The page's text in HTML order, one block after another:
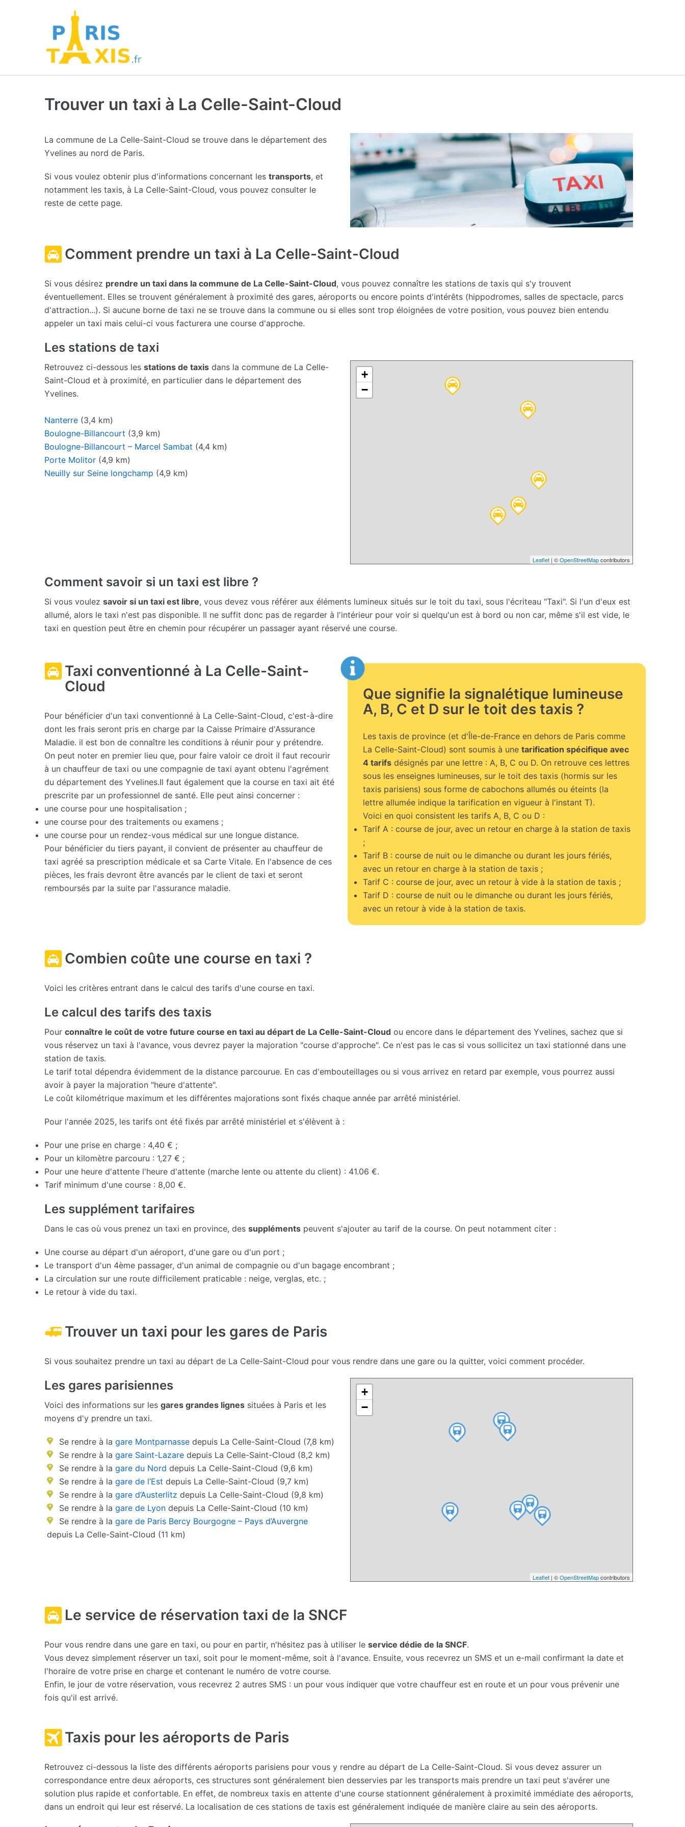
Trouver un taxi à La Celle-Saint-Cloud
La commune de La Celle-Saint-Cloud se trouve dans le département des
Yvelines au nord de Paris.
Si vous voulez obtenir plus d'informations concernant les transports, et
notamment les taxis, à La Celle-Saint-Cloud, vous pouvez consulter le
reste de cette page.
Comment prendre un taxi à La Celle-Saint-Cloud
Si vous désirez prendre un taxi dans la commune de La Celle-Saint-Cloud, vous pouvez connaître les stations de taxis qui s'y trouvent
éventuellement. Elles se trouvent généralement à proximité des gares, aéroports ou encore points d'intérêts (hippodromes, salles de spectacle, parcs
d'attraction...). Si aucune borne de taxi ne se trouve dans la commune ou si elles sont trop éloignées de votre position, vous pouvez bien entendu
appeler un taxi mais celui-ci vous facturera une course d'approche.
Les stations de taxi
Retrouvez ci-dessous les stations de taxis dans la commune de La Celle-
Saint-Cloud et à proximité, en particulier dans le département des
Yvelines.
Nanterre (3,4 km)
Boulogne-Billancourt (3,9 km)
Boulogne-Billancourt – Marcel Sambat (4,4 km)
Porte Molitor (4,9 km)
Neuilly sur Seine longchamp (4,9 km)
+
−
Leaflet | ©OpenStreetMapcontributors
Comment savoir si un taxi est libre ?
Si vous voulez savoir si un taxi est libre, vous devez vous référer aux éléments lumineux situés sur le toit du taxi, sous l'écriteau "Taxi". Si l'un d'eux est
allumé, alors le taxi n'est pas disponible. Il ne suffit donc pas de regarder à l'intérieur pour voir si quelqu'un est à bord ou non car, même s'il est vide, le
taxi en question peut être en chemin pour récupérer un passager ayant réservé une course.
Taxi conventionné à La Celle-Saint-
Cloud
Pour bénéficier d'un taxi conventionné à La Celle-Saint-Cloud, c'est-à-dire
dont les frais seront pris en charge par la Caisse Primaire d'Assurance
Maladie. il est bon de connaître les conditions à réunir pour y prétendre.
On peut noter en premier lieu que, pour faire valoir ce droit il faut recourir
à un chauffeur de taxi ou une compagnie de taxi ayant obtenu l'agrément
du département des Yvelines.Il faut également que la course en taxi ait été
prescrite par un professionnel de santé. Elle peut ainsi concerner :
une course pour une hospitalisation ;
une course pour des traitements ou examens ;
une course pour un rendez-vous médical sur une longue distance.
Pour bénéficier du tiers payant, il convient de présenter au chauffeur de
taxi agréé sa prescription médicale et sa Carte Vitale. En l'absence de ces
pièces, les frais devront être avancés par le client de taxi et seront
remboursés par la suite par l'assurance maladie.
Que signifie la signalétique lumineuse
A, B, C et D sur le toit des taxis ?
Les taxis de province (et d'Île-de-France en dehors de Paris comme
La Celle-Saint-Cloud) sont soumis à une tarification spécifique avec
4 tarifs désignés par une lettre : A, B, C ou D. On retrouve ces lettres
sous les enseignes lumineuses, sur le toit des taxis (hormis sur les
taxis parisiens) sous forme de cabochons allumés ou éteints (la
lettre allumée indique la tarification en vigueur à l'instant T).
Voici en quoi consistent les tarifs A, B, C ou D :
Tarif A : course de jour, avec un retour en charge à la station de taxis
;
Tarif B : course de nuit ou le dimanche ou durant les jours fériés,
avec un retour en charge à la station de taxis ;
Tarif C : course de jour, avec un retour à vide à la station de taxis ;
Tarif D : course de nuit ou le dimanche ou durant les jours fériés,
avec un retour à vide à la station de taxis.
Combien coûte une course en taxi ?
Voici les critères entrant dans le calcul des tarifs d'une course en taxi.
Le calcul des tarifs des taxis
Pour connaître le coût de votre future course en taxi au départ de La Celle-Saint-Cloud ou encore dans le département des Yvelines, sachez que si
vous réservez un taxi à l'avance, vous devrez payer la majoration "course d'approche". Ce n'est pas le cas si vous sollicitez un taxi stationné dans une
station de taxis.
Le tarif total dépendra évidemment de la distance parcourue. En cas d'embouteillages ou si vous arrivez en retard par exemple, vous pourrez aussi
avoir à payer la majoration "heure d'attente".
Le coût kilométrique maximum et les différentes majorations sont fixés chaque année par arrêté ministériel.
Pour l'année 2025, les tarifs ont été fixés par arrêté ministériel et s'élèvent à :
Pour une prise en charge : 4,40 € ;
Pour un kilomètre parcouru : 1,27 € ;
Pour une heure d'attente l'heure d'attente (marche lente ou attente du client) : 41.06 €.
Tarif minimum d'une course : 8,00 €.
Les supplément tarifaires
Dans le cas où vous prenez un taxi en province, des suppléments peuvent s'ajouter au tarif de la course. On peut notamment citer :
Une course au départ d'un aéroport, d'une gare ou d'un port ;
Le transport d'un 4ème passager, d'un animal de compagnie ou d'un bagage encombrant ;
La circulation sur une route difficilement praticable : neige, verglas, etc. ;
Le retour à vide du taxi.
Trouver un taxi pour les gares de Paris
Si vous souhaitez prendre un taxi au départ de La Celle-Saint-Cloud pour vous rendre dans une gare ou la quitter, voici comment procéder.
Les gares parisiennes
Voici des informations sur les gares grandes lignes situées à Paris et les
moyens d'y prendre un taxi.
Se rendre à la gare Montparnasse depuis La Celle-Saint-Cloud (7,8 km)
Se rendre à la gare Saint-Lazare depuis La Celle-Saint-Cloud (8,2 km)
Se rendre à la gare du Nord depuis La Celle-Saint-Cloud (9,6 km)
Se rendre à la gare de l’Est depuis La Celle-Saint-Cloud (9,7 km)
Se rendre à la gare d’Austerlitz depuis La Celle-Saint-Cloud (9,8 km)
Se rendre à la gare de Lyon depuis La Celle-Saint-Cloud (10 km)
Se rendre à la gare de Paris Bercy Bourgogne – Pays d’Auvergne
depuis La Celle-Saint-Cloud (11 km)
+
−
Leaflet | ©OpenStreetMapcontributors
Le service de réservation taxi de la SNCF
Pour vous rendre dans une gare en taxi, ou pour en partir, n'hésitez pas à utiliser le service dédie de la SNCF.
Vous devez simplement réserver un taxi, soit pour le moment-même, soit à l'avance. Ensuite, vous recevrez un SMS et un e-mail confirmant la date et
l'horaire de votre prise en charge et contenant le numéro de votre course.
Enfin, le jour de votre réservation, vous recevrez 2 autres SMS : un pour vous indiquer que votre chauffeur est en route et un pour vous prévenir une
fois qu'il est arrivé.
Taxis pour les aéroports de Paris
Retrouvez ci-dessous la liste des différents aéroports parisiens pour vous y rendre au départ de La Celle-Saint-Cloud. Si vous devez assurer un
correspondance entre deux aéroports, ces structures sont généralement bien desservies par les transports mais prendre un taxi peut s'avérer une
solution plus rapide et confortable. En effet, de nombreux taxis en attente d'une course stationnent généralement à proximité immédiate des aéroports,
dans un endroit qui leur est réservé. La localisation de ces stations de taxis est généralement indiquée de manière claire au sein des aéroports.